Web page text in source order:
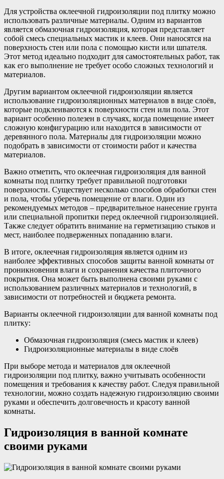
Для устройства оклеечной гидроизоляции под плитку можно
использовать различные материалы. Одним из вариантов
является обмазочная гидроизоляция, которая представляет
собой смесь специальных мастик и клеев. Они наносятся на
поверхность стен или пола с помощью кисти или шпателя.
Этот метод идеально подходит для самостоятельных работ, так
как его выполнение не требует особо сложных технологий и
материалов.
Другим вариантом оклеечной гидроизоляции является
использование гидроизоляционных материалов в виде слоёв,
которые подклеиваются к поверхности стен или пола. Этот
вариант особенно полезен в случаях, когда помещение имеет
сложную конфигурацию или находится в зависимости от
деревянного пола. Материалы для гидроизоляции можно
подобрать в зависимости от стоимости работ и качества
материалов.
Важно отметить, что оклеечная гидроизоляция для ванной
комнаты под плитку требует правильной подготовки
поверхности. Существует несколько способов обработки стен
и пола, чтобы уберечь помещение от влаги. Один из
рекомендуемых методов – предварительное нанесение грунта
или специальной пропитки перед оклеечной гидроизоляцией.
Также следует обратить внимание на герметизацию стыков и
мест, наиболее подверженных попаданию влаги.
В итоге, оклеечная гидроизоляция является одним из
наиболее эффективных способов защиты ванной комнаты от
проникновения влаги и сохранения качества плиточного
покрытия. Она может быть выполнена своими руками с
использованием различных материалов и технологий, в
зависимости от потребностей и бюджета ремонта.
Варианты оклеечной гидроизоляции для ванной комнаты под
плитку:
Обмазочная гидроизоляция (смесь мастик и клеев)
Гидроизоляционные материалы в виде слоёв
При выборе метода и материалов для оклеечной
гидроизоляции под плитку, важно учитывать особенности
помещения и требования к качеству работ. Следуя правильной
технологии, можно создать надежную гидроизоляцию своими
руками и обеспечить долговечность и красоту ванной
комнаты.
Гидроизоляция в ванной комнате
своими руками